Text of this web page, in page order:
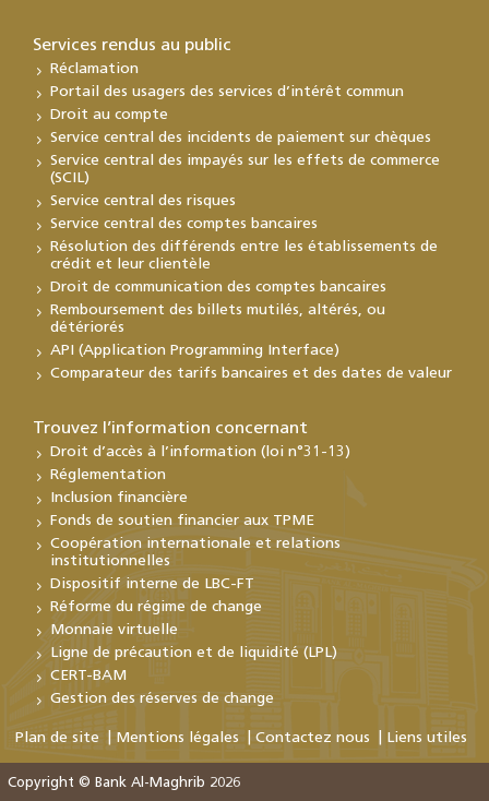
Services rendus au public
Réclamation
Portail des usagers des services d’intérêt commun
Droit au compte
Service central des incidents de paiement sur chèques
Service central des impayés sur les effets de commerce
(SCIL)
Service central des risques
Service central des comptes bancaires
Résolution des différends entre les établissements de
crédit et leur clientèle
Droit de communication des comptes bancaires
Remboursement des billets mutilés, altérés, ou
détériorés
API (Application Programming Interface)
Comparateur des tarifs bancaires et des dates de valeur
Trouvez l’information concernant
Droit d’accès à l’information (loi n°31-13)
Réglementation
Inclusion financière
Fonds de soutien financier aux TPME
Coopération internationale et relations
institutionnelles
Dispositif interne de LBC-FT
Réforme du régime de change
Monnaie virtuelle
Ligne de précaution et de liquidité (LPL)
CERT-BAM
Gestion des réserves de change
Plan de site Mentions légales Contactez nous Liens utiles
Copyright © Bank Al-Maghrib 2026